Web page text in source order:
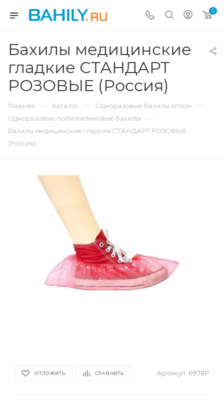
0
Бахилы медицинские
гладкие СТАНДАРТ
РОЗОВЫЕ (Россия)
Главная — Каталог — Одноразовые бахилы оптом —
Одноразовые полиэтиленовые бахилы —
Бахилы медицинские гладкие СТАНДАРТ РОЗОВЫЕ
(Россия)
ОТЛОЖИТЬ СРАВНИТЬ Артикул: 6978Р